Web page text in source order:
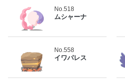
No.518
ムシャーナ
No.558
イワパレス